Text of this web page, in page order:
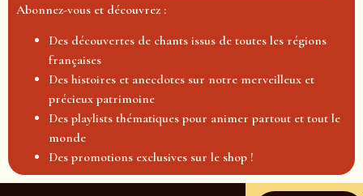
Abonnez-vous et découvrez :
Des découvertes de chants issus de toutes les régions
françaises
Des histoires et anecdotes sur notre merveilleux et
précieux patrimoine
Des playlists thématiques pour animer partout et tout le
monde
Des promotions exclusives sur le shop !